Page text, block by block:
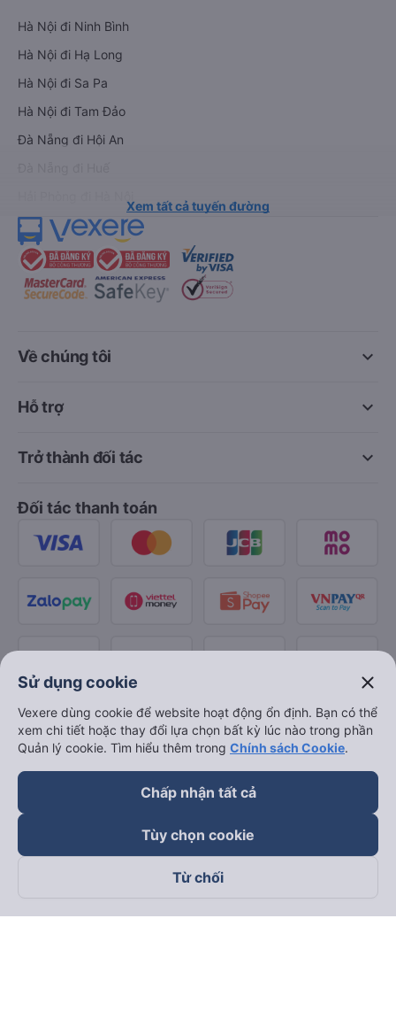
Hà Nội đi Ninh Bình
Hà Nội đi Hạ Long
Hà Nội đi Sa Pa
Hà Nội đi Tam Đảo
Đà Nẵng đi Hội An
Xem tất cả tuyến đường
keyboard_arrow_down
Về chúng tôi
keyboard_arrow_down
Hỗ trợ
keyboard_arrow_down
Trở thành đối tác
Đối tác thanh toán
Theo dõi chúng tôi trên
Sử dụng cookie close
Vexere dùng cookie để website hoạt động ổn định. Bạn có thể
xem chi tiết hoặc thay đổi lựa chọn bất kỳ lúc nào trong phần
Quản lý cookie. Tìm hiểu thêm trong Chính sách Cookie.
Chấp nhận tất cả
Tùy chọn cookie
Từ chối